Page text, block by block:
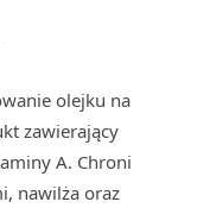
olejku na
zawierający
A. Chroni
nawilża oraz